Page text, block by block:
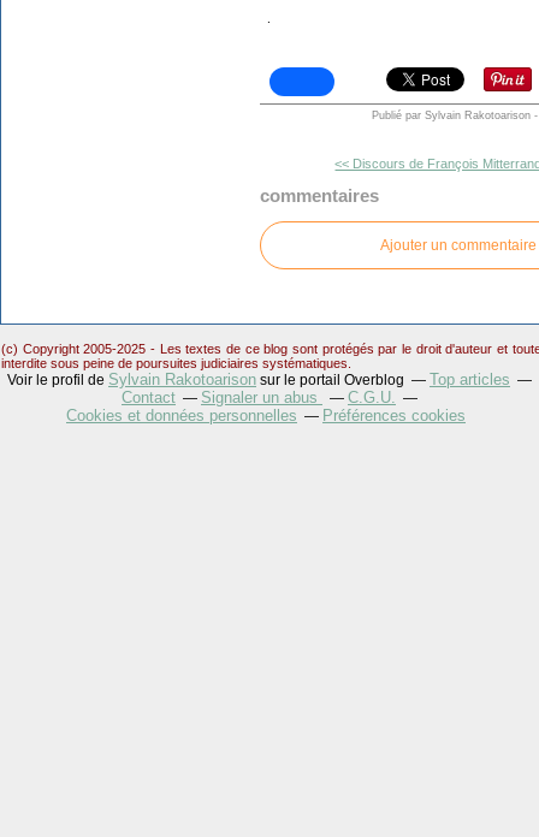
Publié par Sylvain Rakotoarison -
<< Discours de François
commentaires
Ajouter un commentaire
(c) Copyright 2005-2025 - Les textes de ce blog sont protégés par le droit d'auteur et
interdite sous peine de poursuites judiciaires systématiques.
Voir le profil de Sylvain Rakotoarison sur le portail Overblog
Top articles
Contact
Signaler un abus
C.G.U.
Cookies et données personnelles
Préférences cookies